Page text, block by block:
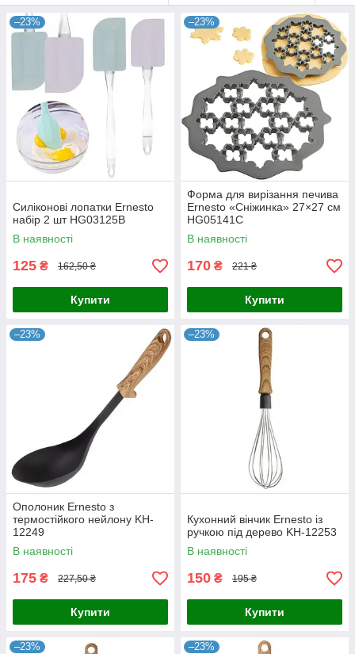
–23%
Силіконові лопатки Ernesto
набір 2 шт HG03125B
В наявності
125 ₴ 162,50 ₴
Купити
–23%
Форма для вирізання печива
Ernesto «Сніжинка» 27×27 см
HG05141C
В наявності
170 ₴ 221 ₴
Купити
–23%
Ополоник Ernesto з
термостійкого нейлону KH-
12249
В наявності
175 ₴ 227,50 ₴
Купити
–23%
Кухонний вінчик Ernesto із
ручкою під дерево KH-12253
В наявності
150 ₴ 195 ₴
Купити
–23% –23%